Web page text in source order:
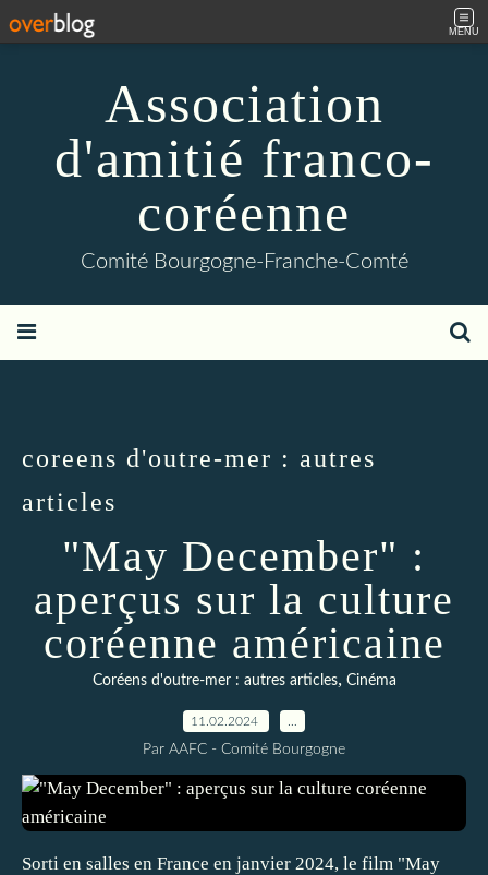
MENU
Association
d'amitié franco-
coréenne
Comité Bourgogne-Franche-Comté
coreens d'outre-mer : autres
articles
"May December" :
aperçus sur la culture
coréenne américaine
Coréens d'outre-mer : autres articles, Cinéma
11.02.2024
Par AAFC - Comité Bourgogne
Sorti en salles en France en janvier 2024, le film "May